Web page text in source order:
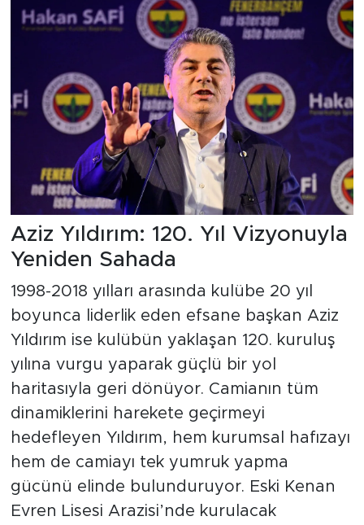
Aziz Yıldırım: 120. Yıl Vizyonuyla
Yeniden Sahada
1998-2018 yılları arasında kulübe 20 yıl
boyunca liderlik eden efsane başkan Aziz
Yıldırım ise kulübün yaklaşan 120. kuruluş
yılına vurgu yaparak güçlü bir yol
haritasıyla geri dönüyor. Camianın tüm
dinamiklerini harekete geçirmeyi
hedefleyen Yıldırım, hem kurumsal hafızayı
hem de camiayı tek yumruk yapma
gücünü elinde bulunduruyor. Eski Kenan
Evren Lisesi Arazisi’nde kurulacak